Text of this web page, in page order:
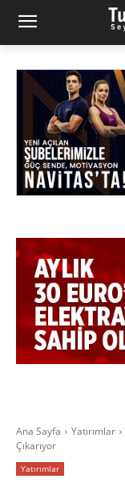
Ana Sayfa Yatırımlar
Çıkarıyor
Yatırımlar